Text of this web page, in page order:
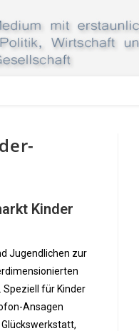
Kinder
Jugendlichen zur
Speziell für Kinder
Ansagen